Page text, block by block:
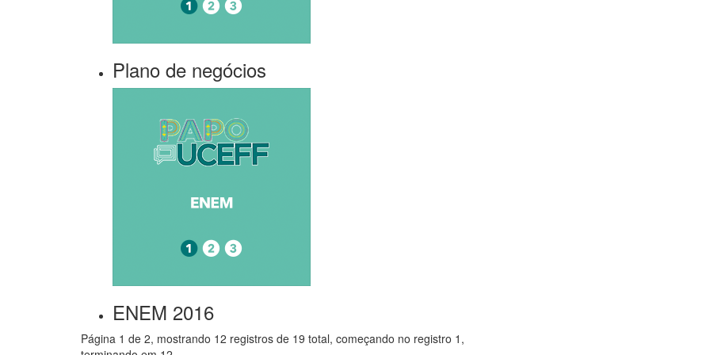
Plano de negócios
ENEM 2016
Página 1 de 2, mostrando 12 registros de 19 total, começando no registro 1,